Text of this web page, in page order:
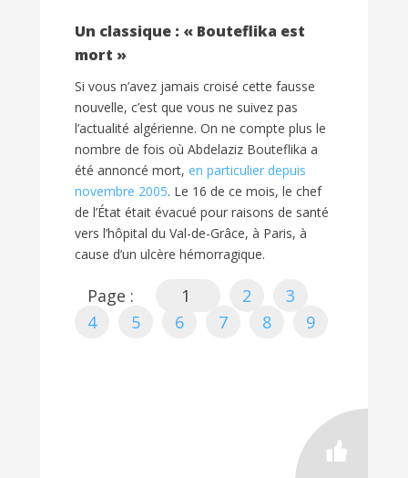
Un classique : « Bouteflika est
mort »
Si vous n’avez jamais croisé cette fausse
nouvelle, c’est que vous ne suivez pas
l’actualité algérienne. On ne compte plus le
nombre de fois où Abdelaziz Bouteflika a
été annoncé mort, en particulier depuis
novembre 2005. Le 16 de ce mois, le chef
de l’État était évacué pour raisons de santé
vers l’hôpital du Val-de-Grâce, à Paris, à
cause d’un ulcère hémorragique.
Page : 1 2
3
4
5 6 7 8 9